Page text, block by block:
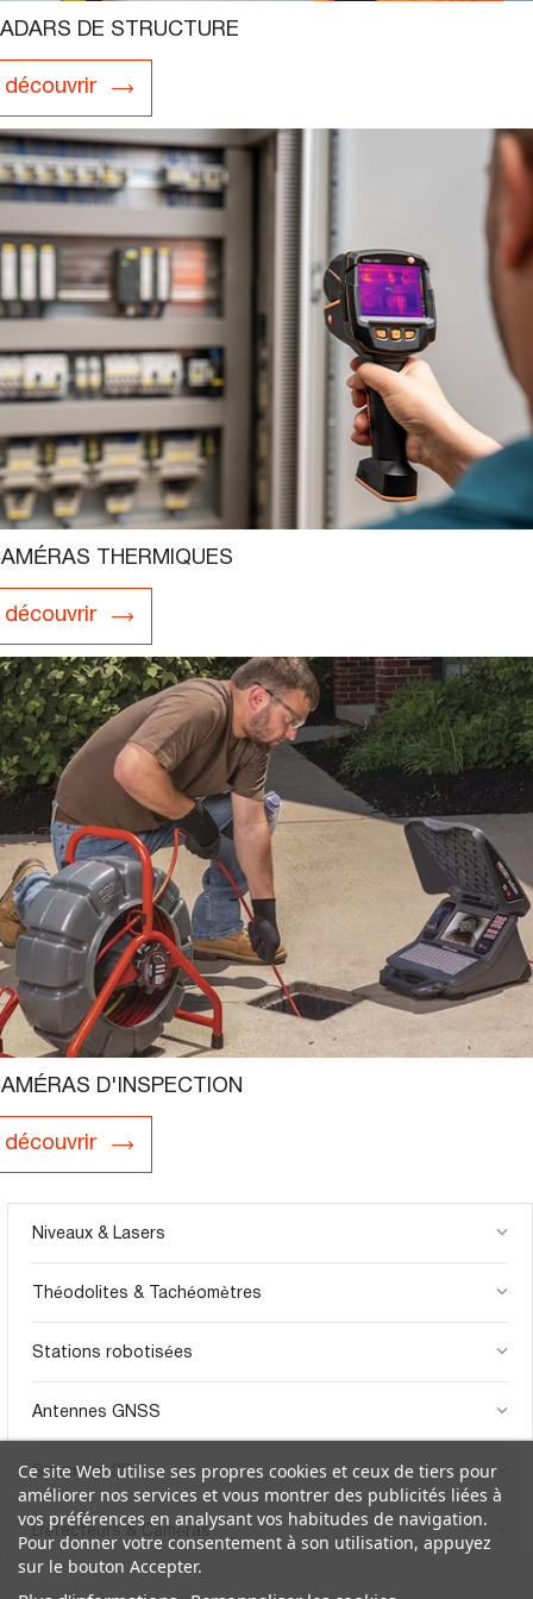
Niveaux & Lasers keyboard_arrow_down
Théodolites & Tachéomètres keyboard_arrow_down
Stations robotisées keyboard_arrow_down
Antennes GNSS keyboard_arrow_down
Scanners 3D keyboard_arrow_down
Détecteurs & Caméras
DE STRUCTURE
découvrir
THERMIQUES
découvrir
D'INSPECTION
découvrir
Ce site Web utilise ses propres cookies et ceux de tiers pour
améliorer nos services et vous montrer des publicités liées à
vos préférences en analysant vos habitudes de navigation.
Pour donner votre consentement à son utilisation, appuyez
sur le bouton Accepter.